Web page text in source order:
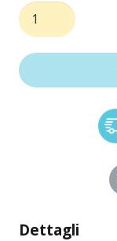
Set
piatti
quantità
Dettagli